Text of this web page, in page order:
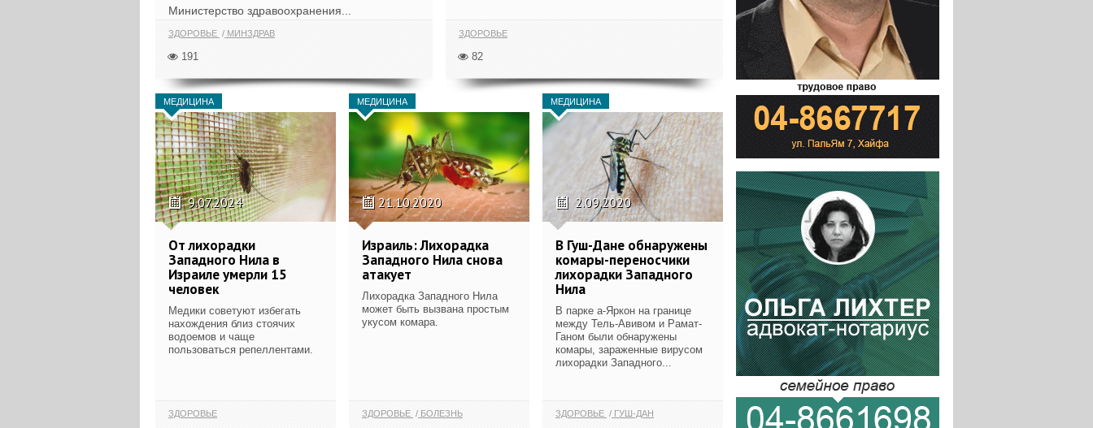
Министерство здравоохранения...
ЗДОРОВЬЕ МИНЗДРАВ
191
ЗДОРОВЬЕ
82
МЕДИЦИНА
9.07.2024
От лихорадки
Западного Нила в
Израиле умерли 15
человек
Медики советуют избегать
нахождения близ стоячих
водоемов и чаще
пользоваться репеллентами.
ЗДОРОВЬЕ
МЕДИЦИНА
21.10.2020
Израиль: Лихорадка
Западного Нила снова
атакует
Лихорадка Западного Нила
может быть вызвана простым
укусом комара.
ЗДОРОВЬЕ БОЛЕЗНЬ
МЕДИЦИНА
2.09.2020
В Гуш-Дане обнаружены
комары-переносчики
лихорадки Западного
Нила
В парке а-Яркон на границе
между Тель-Авивом и Рамат-
Ганом были обнаружены
комары, зараженные вирусом
лихорадки Западного...
ЗДОРОВЬЕ ГУШ-ДАН